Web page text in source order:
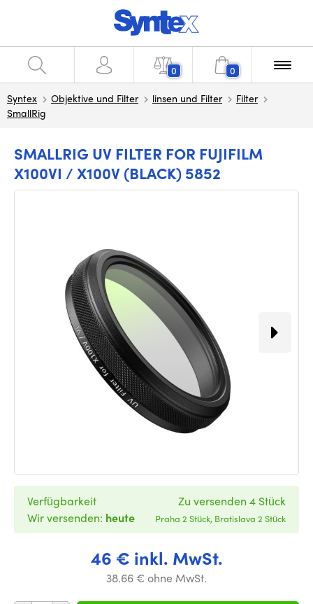
0 0
Syntex Objektive und Filter linsen und Filter
Filter
SmallRig
SMALLRIG UV FILTER FOR FUJIFILM
X100VI / X100V (BLACK) 5852
46 € inkl. MwSt.
38.66 € ohne MwSt.
Verfügbarkeit
Wir versenden: heute
Zu versenden 4 Stück
Praha 2 Stück, Bratislava 2 Stück